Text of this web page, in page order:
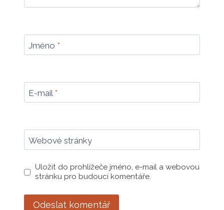
Jméno *
E-mail *
Webové stránky
Uložit do prohlížeče jméno, e-mail a webovou
stránku pro budoucí komentáře.